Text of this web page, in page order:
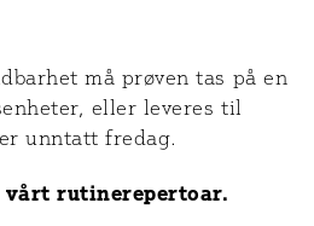
må prøven tas på en
eller leveres til
unntatt fredag.
rutinerepertoar.